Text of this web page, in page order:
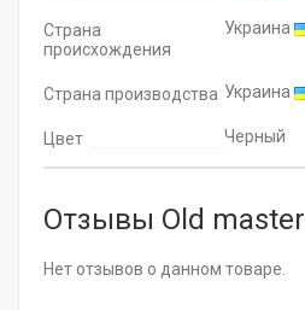
Страна
происхождения
Украина
Страна производства Украина
Цвет Черный
Отзывы Old master
Нет отзывов о данном товаре.